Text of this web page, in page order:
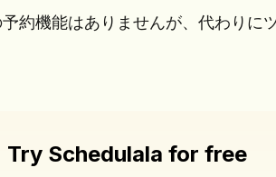
約機能はありませんが、代わりに
Try Schedulala for free